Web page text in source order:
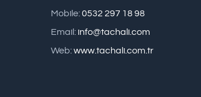
Mobile:0532 297 18 98
Email: info@tachali.com
Web:www.tachali.com.tr